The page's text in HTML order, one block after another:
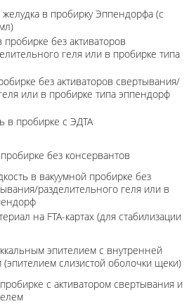
желудка в пробирку Эппендорфа (с
без активаторов
геля или в пробирке типа
без активаторов свертывания/
или в пробирке типа эппендорф
в пробирке с ЭДТА
без консервантов
в вакуумной пробирке без
разделительного геля или в
на FTA-картах (для стабилизации
эпителием с внутренней
слизистой оболочки щеки)
с активатором свертывания и